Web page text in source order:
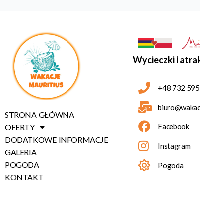
STRONA GŁÓWNA
OFERTY
DODATKOWE INFORMACJE
GALERIA
POGODA
KONTAKT
Wycieczki i
+48 732
Facebook
Instagram
Pogoda